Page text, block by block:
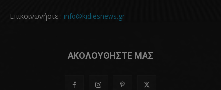
Επικοινωνήστε : info@kidiesnews.gr
ΑΚΟΛΟΥΘΗΣΤΕ ΜΑΣ